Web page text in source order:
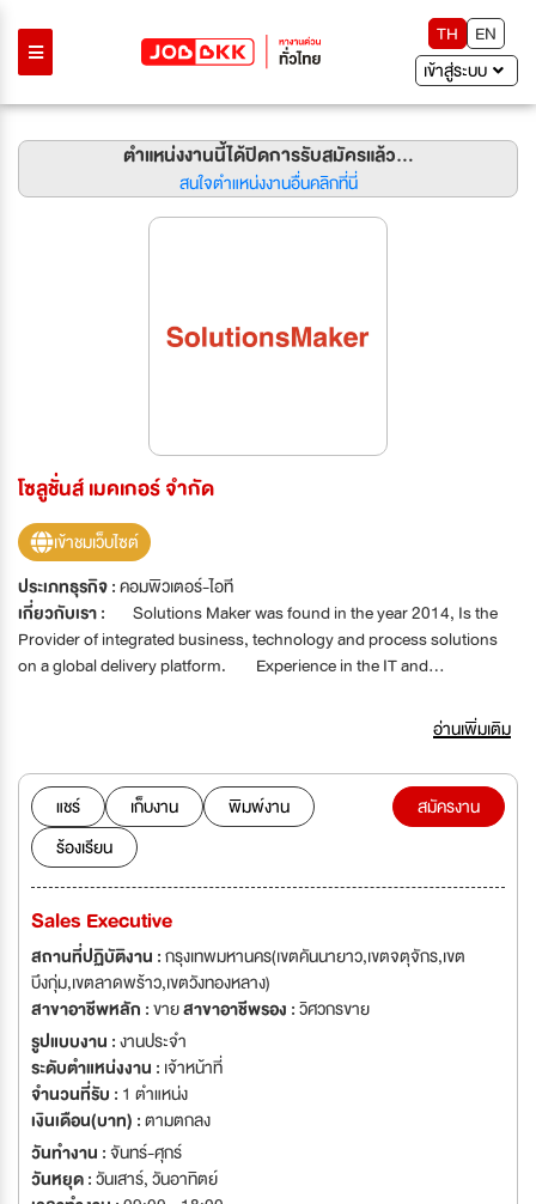
TH
EN
เข้าสู่ระบบ
ตำแหน่งงานนี้ได้ปิดการรับสมัครแล้ว...
สนใจตำแหน่งงานอื่นคลิกที่นี่
โซลูชั่นส์ เมคเกอร์ จำกัด
เข้าชมเว็บไซต์
ประเภทธุรกิจ :คอมพิวเตอร์-ไอที
เกี่ยวกับเรา :
Solutions Maker was found in the year 2014, Is the
Provider of integrated business, technology and process solutions
on a global delivery platform. Experience in the IT and
software is easier. We have dedicated Professional teams providing
Time & Frequency Solutions and Tactical Communication Solutions.
We are Solutions Maker We make solutions to fulfill your Business.
อ่านเพิ่มเติม
แชร์ เก็บงาน
พิมพ์งาน
ร้องเรียน
สมัครงาน
Sales Executive
สถานที่ปฏิบัติงาน :กรุงเทพมหานคร(เขตคันนายาว,เขตจตุจักร,เขต
บึงกุ่ม,เขตลาดพร้าว,เขตวังทองหลาง)
สาขาอาชีพหลัก :ขายสาขาอาชีพรอง :วิศวกรขาย
รูปแบบงาน :งานประจำ
ระดับตำแหน่งงาน : เจ้าหน้าที่
จำนวนที่รับ : 1 ตำแหน่ง
เงินเดือน(บาท) :ตามตกลง
วันทำงาน :จันทร์-ศุกร์
วันหยุด :วันเสาร์,วันอาทิตย์